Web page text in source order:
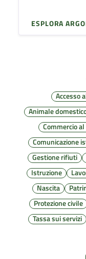
ESPLORA
Accesso
Animale
Commercio
Comunicazione
Gestione rifiuti
Istruzione
Nascita
Protezione civile
Tassa sui servizi